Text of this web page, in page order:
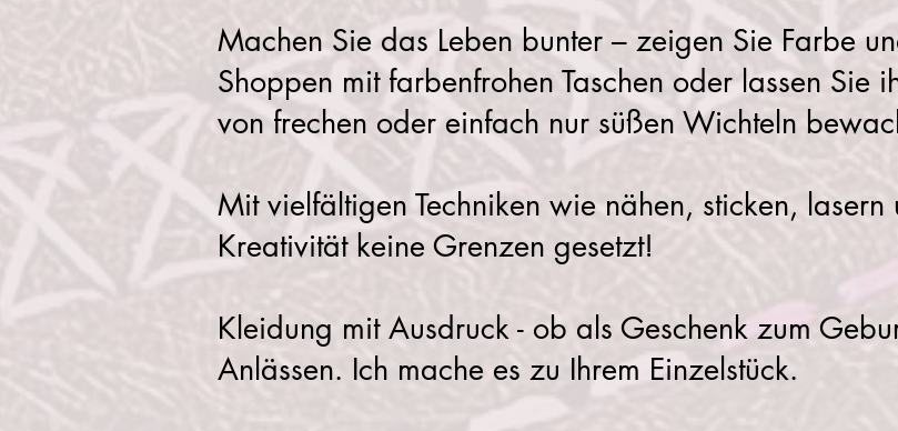
Machen Sie das Leben bunter – zeigen Sie Farbe
Shoppen mit farbenfrohen Taschen oder lassen Sie
von frechen oder einfach nur süßen Wichteln
Mit vielfältigen Techniken wie nähen, sticken,
Kreativität keine Grenzen gesetzt!
Kleidung mit Ausdruck - ob als Geschenk zum
Anlässen. Ich mache es zu Ihrem Einzelstück.